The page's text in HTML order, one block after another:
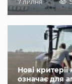
7 липня
Нові
означає для